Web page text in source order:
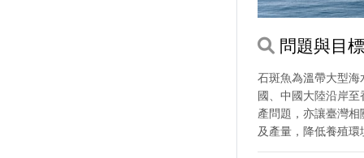
問題與目標
石斑魚為溫帶大型
國、中國大陸沿岸
產問題，亦讓臺灣
及產量，降低養殖